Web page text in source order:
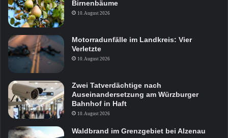
Birnenbäume
10. August 2026
Motorradunfälle im Landkreis: Vier
Verletzte
10. August 2026
Zwei Tatverdächtige nach
Auseinandersetzung am Würzburger
Bahnhof in Haft
10. August 2026
Waldbrand im Grenzgebiet bei Alzenau